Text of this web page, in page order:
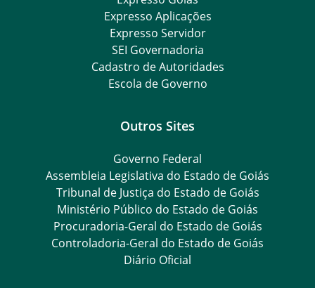
Expresso Aplicações
Expresso Servidor
SEI Governadoria
Cadastro de Autoridades
Escola de Governo
Outros Sites
Governo Federal
Assembleia Legislativa do Estado de Goiás
Tribunal de Justiça do Estado de Goiás
Ministério Público do Estado de Goiás
Procuradoria-Geral do Estado de Goiás
Controladoria-Geral do Estado de Goiás
Diário Oficial